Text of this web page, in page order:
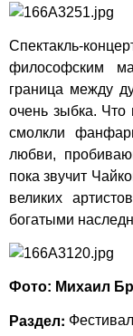
Спектакль-
философским
граница между
очень зыбка.
смолкли
любви,
пока звучит
великих
богатыми
Фото: Михаил
Раздел: